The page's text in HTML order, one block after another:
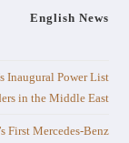
English News
Inaugural Power List
in the Middle East
First Mercedes-Benz